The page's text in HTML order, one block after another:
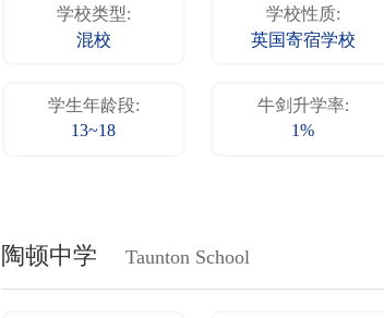
学校类型:
混校
学校性质:
英国寄宿学校
学生年龄段:
13~18
牛剑升学率:
1%
陶顿中学 Taunton School